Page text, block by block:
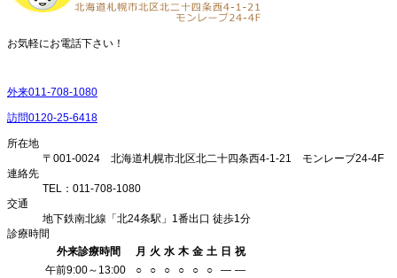
お気軽にお電話下さい！
外来011-708-1080
訪問0120-25-6418
所在地
〒001-0024 北海道札幌市北区北二十四条西4-1-21 モンレーブ24-4F
連絡先
TEL：011-708-1080
交通
地下鉄南北線「北24条駅」1番出口 徒歩1分
診療時間
外来診療時間
月 火 水 木 金 土 日 祝
午前9:00～13:00
○ ○ ○ ○ ○ ○ ― ―